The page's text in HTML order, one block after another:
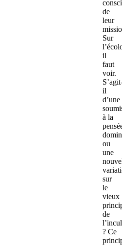
de
leur
Sur
il
faut
voir.
il
d’une
à la
ou
une
sur
le
vieux
de
? Ce